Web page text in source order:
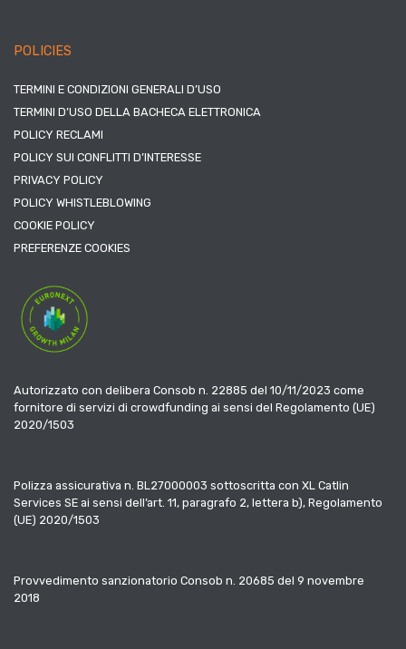
POLICIES
TERMINI E CONDIZIONI GENERALI D’USO
TERMINI D’USO DELLA BACHECA ELETTRONICA
POLICY RECLAMI
POLICY SUI CONFLITTI D’INTERESSE
PRIVACY POLICY
POLICY WHISTLEBLOWING
COOKIE POLICY
PREFERENZE COOKIES
Autorizzato con delibera Consob n. 22885 del 10/11/2023 come
fornitore di servizi di crowdfunding ai sensi del Regolamento (UE)
2020/1503
Polizza assicurativa n. BL27000003 sottoscritta con XL Catlin
Services SE ai sensi dell’art. 11, paragrafo 2, lettera b), Regolamento
(UE) 2020/1503
Provvedimento sanzionatorio Consob n. 20685 del 9 novembre
2018